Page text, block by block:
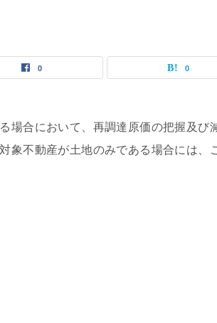
0 0
場合において、再調達原価の把握及び
象不動産が土地のみである場合には、